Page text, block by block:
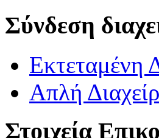
Σύνδεση
Εκτεταμένη
Απλή
Στοιχεία